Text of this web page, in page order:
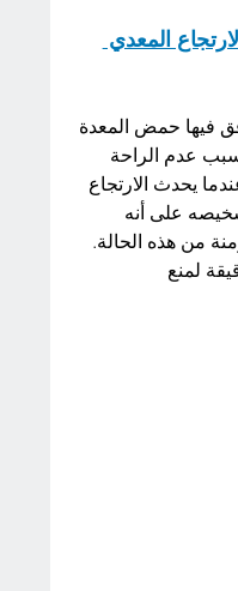
المعدي
فيها حمض المعدة
عدم الراحة
يحدث الارتجاع
على أنه
من هذه الحالة.
لمنع